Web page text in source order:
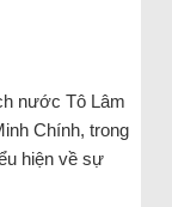
nước Tô Lâm
Chính, trong
hiện về sự